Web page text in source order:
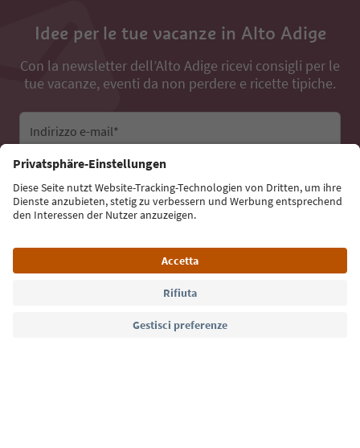
Idee per le tue vacanze in Alto Adige
Con la newsletter dell’Alto Adige ricevi consigli per le
tue vacanze, eventi da non perdere e ricette tipiche.
Indirizzo e-mail*
Iscriviti alla newsletter